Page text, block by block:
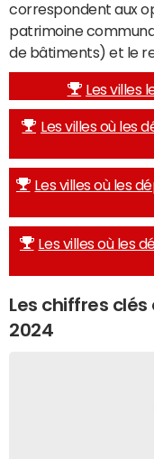
correspondent aux
patrimoine
de bâtiments) et le
Les villes
Les villes où les
Les villes où les
Les villes où les
Les chiffres
2024